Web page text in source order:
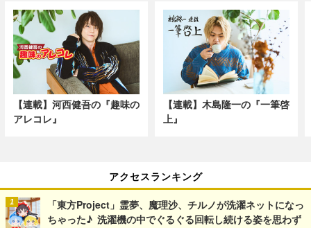
【連載】河西健吾の『趣味の
アレコレ』
【連載】木島隆一の『一筆啓
上』
アクセスランキング
「東方Project」霊夢、魔理沙、チルノが洗濯ネットになっ
ちゃった♪ 洗濯機の中でぐるぐる回転し続ける姿を思わず